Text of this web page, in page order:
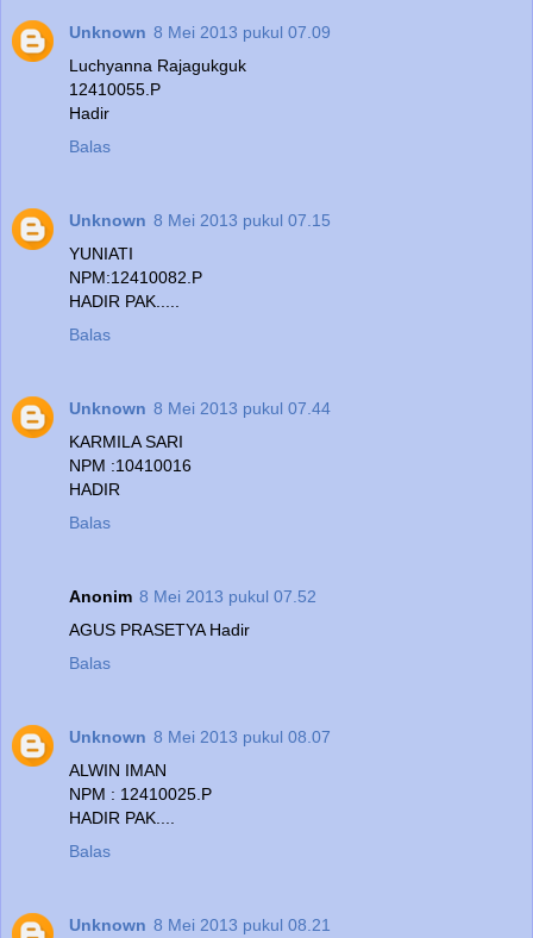
Unknown 8 Mei 2013 pukul 07.09
Luchyanna Rajagukguk
12410055.P
Hadir
Balas
Unknown 8 Mei 2013 pukul 07.15
YUNIATI
NPM:12410082.P
HADIR PAK.....
Balas
Unknown 8 Mei 2013 pukul 07.44
KARMILA SARI
NPM :10410016
HADIR
Balas
Anonim 8 Mei 2013 pukul 07.52
AGUS PRASETYA Hadir
Balas
Unknown 8 Mei 2013 pukul 08.07
ALWIN IMAN
NPM : 12410025.P
HADIR PAK....
Balas
Unknown 8 Mei 2013 pukul 08.21